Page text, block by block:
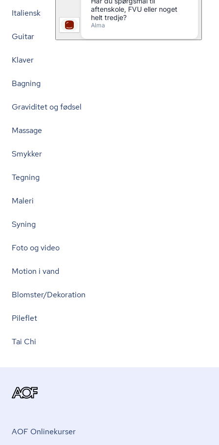
Italiensk
Guitar
Klaver
Bagning
Graviditet og fødsel
Massage
Smykker
Tegning
Maleri
Syning
Foto og video
Motion i vand
Blomster/Dekoration
Pileflet
Tai Chi
AOF Onlinekurser